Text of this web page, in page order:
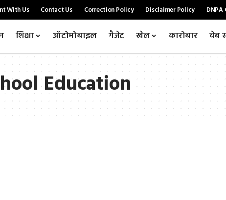
With Us Contact Us Correction Policy Disclaimer Policy DNPA
शिक्षा ऑटोमोबाइल गैजेट खेल कारोबार वेब
Education